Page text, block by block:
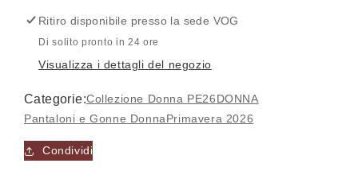
IHFAVABARR
-
IHFAVABARR
-
Ritiro disponibile presso la sede VOG
Di solito pronto in 24 ore
Visualizza i dettagli del negozio
Categorie:Collezione Donna PE26DONNA
Pantaloni e Gonne DonnaPrimavera 2026
Condividi
Accedi al tuo account per aggiungere prodotti alla
salvati in precedenza.